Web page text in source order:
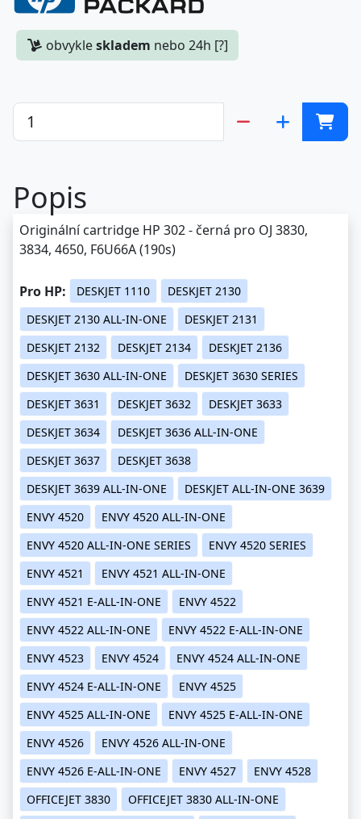
obvykleskladem nebo 24h [?]
Popis
Originální cartridge HP 302 - černá pro OJ 3830,
3834, 4650, F6U66A (190s)
Pro HP: DESKJET 1110
DESKJET 2130
DESKJET 2130 ALL-IN-ONE
DESKJET 2131
DESKJET 2132
DESKJET 2134
DESKJET 2136
DESKJET 3630 ALL-IN-ONE
DESKJET 3630 SERIES
DESKJET 3631
DESKJET 3632
DESKJET 3633
DESKJET 3634
DESKJET 3636 ALL-IN-ONE
DESKJET 3637
DESKJET 3638
DESKJET 3639 ALL-IN-ONE
DESKJET ALL-IN-ONE 3639
ENVY 4520
ENVY 4520 ALL-IN-ONE
ENVY 4520 ALL-IN-ONE SERIES
ENVY 4520 SERIES
ENVY 4521
ENVY 4521 ALL-IN-ONE
ENVY 4521 E-ALL-IN-ONE
ENVY 4522
ENVY 4522 ALL-IN-ONE
ENVY 4522 E-ALL-IN-ONE
ENVY 4523
ENVY 4524
ENVY 4524 ALL-IN-ONE
ENVY 4524 E-ALL-IN-ONE
ENVY 4525
ENVY 4525 ALL-IN-ONE
ENVY 4525 E-ALL-IN-ONE
ENVY 4526
ENVY 4526 ALL-IN-ONE
ENVY 4526 E-ALL-IN-ONE
ENVY 4527
ENVY 4528
OFFICEJET 3830
OFFICEJET 3830 ALL-IN-ONE